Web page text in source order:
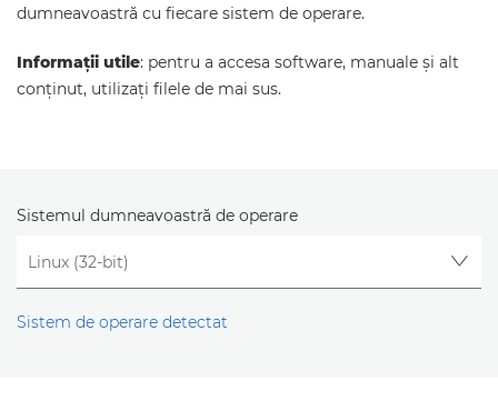
dumneavoastră cu fiecare sistem de operare.
Informaţii utile: pentru a accesa software, manuale şi alt
conţinut, utilizaţi filele de mai sus.
Sistemul dumneavoastră de operare
Sistem de operare detectat